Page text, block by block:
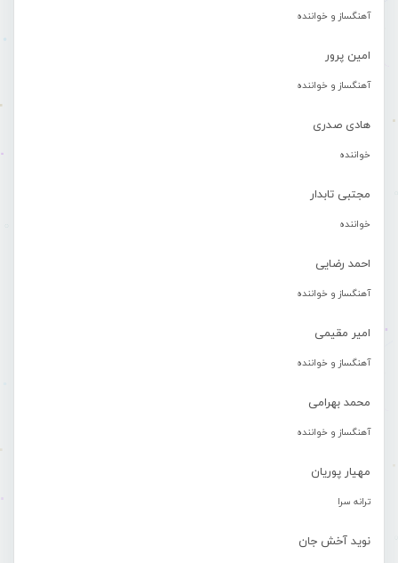
آهنگساز و خواننده
امین پرور
آهنگساز و خواننده
هادی صدری
خواننده
مجتبی تابدار
خواننده
احمد رضایی
آهنگساز و خواننده
امیر مقیمی
آهنگساز و خواننده
محمد بهرامی
آهنگساز و خواننده
مهیار پوریان
ترانه سرا
نوید آخش جان